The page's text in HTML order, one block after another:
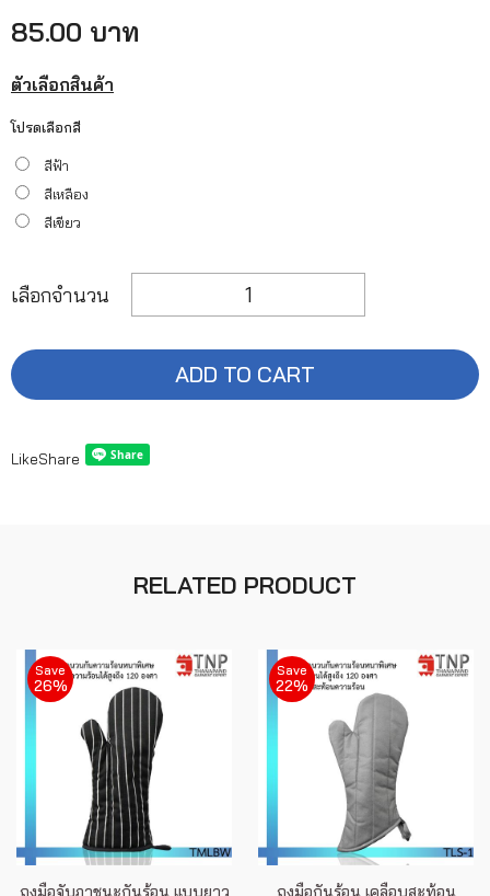
85.00 บาท
ตัวเลือกสินค้า
โปรดเลือกสี
สีฟ้า
สีเหลือง
สีเขียว
เลือกจำนวน
ADD TO CART
LikeShare
RELATED PRODUCT
Save
26%
ถุงมือจับภาชนะกันร้อน แบบยาว
Save
22%
ถุงมือกันร้อน เคลือบสะท้อน